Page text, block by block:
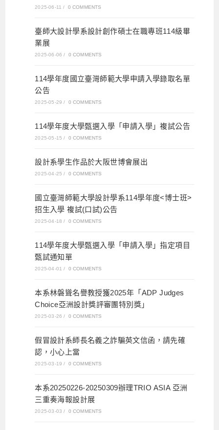
2025-06-11 / 0 COMMENTS
臺師大設計學系設計創作碩士在職專班114級畢
業展
2025-06-06 / 0 COMMENTS
114學年度國立臺灣師範大學申請入學錄取名單
公告
2025-05-29 / 0 COMMENTS
114學年度大學甄選入學「申請入學」複試公告
2025-05-15 / 0 COMMENTS
設計系學生作品於大阪世博會展出
2025-04-25 / 0 COMMENTS
國立臺灣師範大學設計學系114學年度<博士班>
招生入學 複試(口試)公告
2025-04-18 / 0 COMMENTS
114學年度大學甄選入學「申請入學」指定項目
甄試通知單
2025-04-01 / 0 COMMENTS
本系林磐聳名譽教授獲2025年「ADP Judges
Choice亞洲設計獎評審團特別獎」
2025-03-26 / 0 COMMENTS
假冒設計系師長名義之詐騙英文信函，請先確
認，小心上當
2025-03-19 / 0 COMMENTS
本系20250226-20250309辦理TRIO ASIA 亞洲
三重奏海報設計展
2025-03-03 / 0 COMMENTS